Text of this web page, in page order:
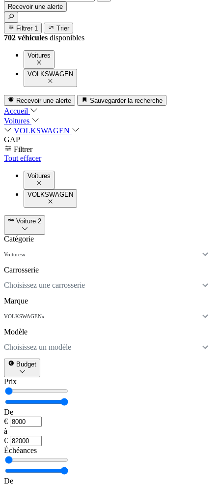
Recevoir une alerte
Filtrer 1 Trier
702 véhicules disponibles
Voitures
VOLKSWAGEN
Recevoir une alerte Sauvegarder la recherche
Accueil
Voitures
VOLKSWAGEN
GAP
Filtrer
Tout effacer
Voitures
VOLKSWAGEN
Voiture 2
Catégorie
Voituresx
Carrosserie
Choisissez une carrosserie
Marque
VOLKSWAGENx
Modèle
Choisissez un modèle
Budget
Prix
De
€
à
€
Échéances
De